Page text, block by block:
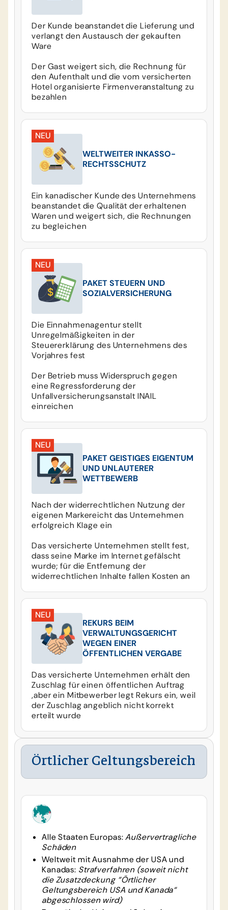
Der Kunde beanstandet die Lieferung und
verlangt den Austausch der gekauften
Ware
Der Gast weigert sich, die Rechnung für
den Aufenthalt und die vom versicherten
Hotel organisierte Firmenveranstaltung zu
bezahlen
NEU
WELTWEITER INKASSO-
RECHTSSCHUTZ
Ein kanadischer Kunde des Unternehmens
beanstandet die Qualität der erhaltenen
Waren und weigert sich, die Rechnungen
zu begleichen
NEU
PAKET STEUERN UND
SOZIALVERSICHERUNG
Die Einnahmenagentur stellt
Unregelmäßigkeiten in der
Steuererklärung des Unternehmens des
Vorjahres fest
Der Betrieb muss Widerspruch gegen
eine Regressforderung der
Unfallversicherungsanstalt INAIL
einreichen
NEU
PAKET GEISTIGES EIGENTUM
UND UNLAUTERER
WETTBEWERB
Nach der widerrechtlichen Nutzung der
eigenen Markereicht das Unternehmen
erfolgreich Klage ein
Das versicherte Unternehmen stellt fest,
dass seine Marke im Internet gefälscht
wurde; für die Entfernung der
widerrechtlichen Inhalte fallen Kosten an
NEU
REKURS BEIM
VERWALTUNGSGERICHT
WEGEN EINER
ÖFFENTLICHEN VERGABE
Das versicherte Unternehmen erhält den
Zuschlag für einen öffentlichen Auftrag
,aber ein Mitbewerber legt Rekurs ein, weil
der Zuschlag angeblich nicht korrekt
erteilt wurde
Örtlicher Geltungsbereich
Alle Staaten Europas:Außervertragliche
Schäden
Weltweit mit Ausnahme der USA und
Kanadas: Strafverfahren (soweit nicht
die Zusatzdeckung “Örtlicher
Geltungsbereich USA und Kanada“
abgeschlossen wird)